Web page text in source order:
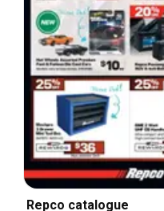
Repco catalogue